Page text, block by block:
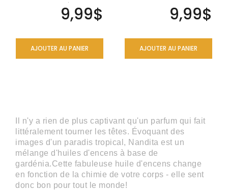
unique. Son arôme
incomparable induit ..
9,99$
AJOUTER AU PANIER
9,99$
AJOUTER AU PANIER
Il n'y a rien de plus captivant qu'un parfum qui fait
littéralement tourner les têtes. Évoquant des
images d'un paradis tropical, Nandita est un
mélange d'huiles d'encens à base de
gardénia.Cette fabuleuse huile d'encens change
en fonction de la chimie de votre corps - elle sent
donc bon pour tout le monde!